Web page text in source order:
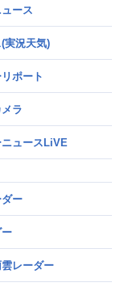
ース
実況天気)
ポート
ラ
ュースLiVE
ー
レーダー